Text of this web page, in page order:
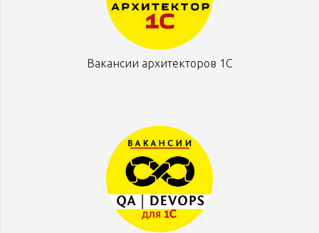
Вакансии архитекторов 1С